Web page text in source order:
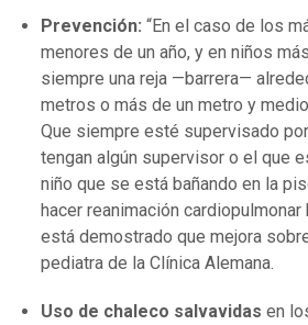
Prevención: “En el caso de los
menores de un año, y en niños
siempre una reja —barrera—
metros o más de un metro y
Que siempre esté supervisado
tengan algún supervisor o el que
niño que se está bañando en la
hacer reanimación
está demostrado que mejora
pediatra de la Clínica Alemana.
Uso de chaleco salvavidas en